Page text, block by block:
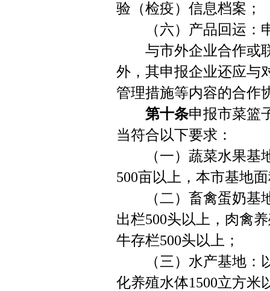
验（检疫）信息档案；
（六）产品回运：申
与市外企业合作或联
外，其申报企业还应与
管理措施等内容的合作
第十条申报市菜篮
当符合以下要求：
（一）蔬菜水果基地
500亩以上，本市基地
（二）畜禽蛋奶基地
出栏500头以上，肉禽
牛存栏500头以上；
（三）水产基地：以
化养殖水体1500立方米